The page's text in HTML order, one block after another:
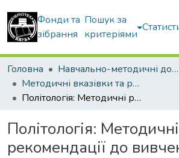
Фонди та
зібрання
Пошук за
критеріями
Головна
Навчально-методичні документи
Методичні вказівки та рекомендації
Політологія: Методичні рекомендації до вивчення дисципліни для студентів спеціальності «Право». Вид. 2-е, доп.
Політологія: Методичні
рекомендації до